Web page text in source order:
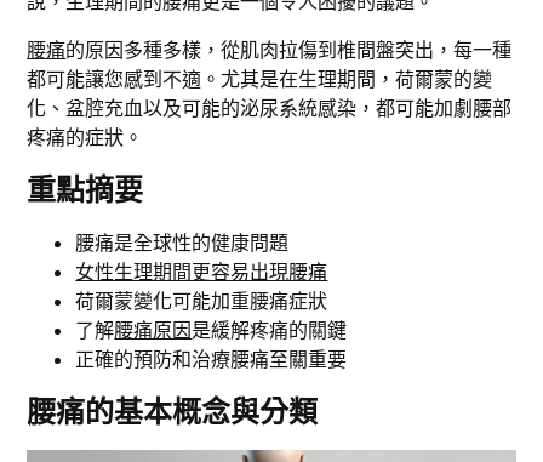
腰痛的原因多種多樣，從肌肉拉傷到椎間盤突出，每一種
都可能讓您感到不適。尤其是在生理期間，荷爾蒙的變
化、盆腔充血以及可能的泌尿系統感染，都可能加劇腰部
疼痛的症狀。
重點摘要
腰痛是全球性的健康問題
女性生理期間更容易出現腰痛
荷爾蒙變化可能加重腰痛症狀
了解腰痛原因是緩解疼痛的關鍵
正確的預防和治療腰痛至關重要
腰痛的基本概念與分類